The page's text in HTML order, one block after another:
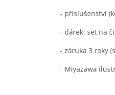
- příslušenství
- dárek: set na
- záruka 3 roky
- Miyazawa